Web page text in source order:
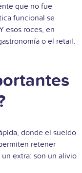
que no fue
funcional se
esos roces, en
o el retail,
donde el sueldo
retener
extra: son un alivio